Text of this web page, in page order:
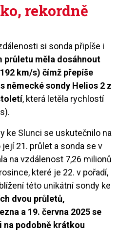
rekordně
si sonda připíše i
průletu měla dosáhnout
km/s) čímž přepíše
německé sondy Helios 2 z
, která letěla rychlostí
ke Slunci se uskutečnilo na
21. průlet a sonda se v
na vzdálenost 7,26 milionů
které je 22. v pořadí,
této unikátní sondy ke
dvou průletů,
a 19. června 2025 se
na podobně krátkou